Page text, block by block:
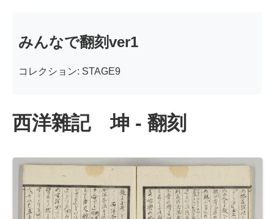
みんなで翻刻ver1
コレクション: STAGE9
西洋雜記 坤 - 翻刻